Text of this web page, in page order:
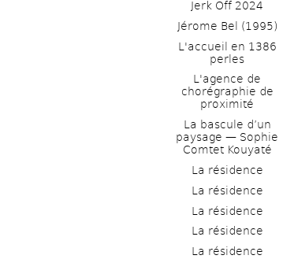
Jerk Off 2024
Jérome Bel (1995)
L'accueil en 1386
perles
L'agence de
chorégraphie de
proximité
La bascule d’un
paysage — Sophie
Comtet Kouyaté
La résidence
La résidence
La résidence
La résidence
La résidence